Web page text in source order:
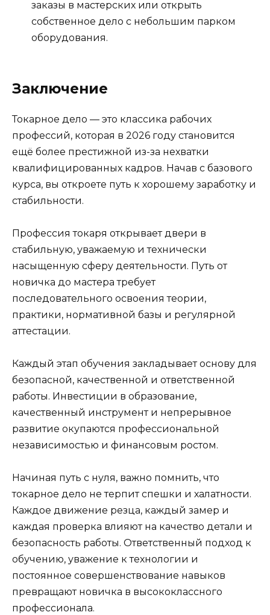
заказы в мастерских или открыть
собственное дело с небольшим парком
оборудования.
Заключение
Токарное дело — это классика рабочих
профессий, которая в 2026 году становится
ещё более престижной из-за нехватки
квалифицированных кадров. Начав с базового
курса, вы откроете путь к хорошему заработку и
стабильности.
Профессия токаря открывает двери в
стабильную, уважаемую и технически
насыщенную сферу деятельности. Путь от
новичка до мастера требует
последовательного освоения теории,
практики, нормативной базы и регулярной
аттестации.
Каждый этап обучения закладывает основу для
безопасной, качественной и ответственной
работы. Инвестиции в образование,
качественный инструмент и непрерывное
развитие окупаются профессиональной
независимостью и финансовым ростом.
Начиная путь с нуля, важно помнить, что
токарное дело не терпит спешки и халатности.
Каждое движение резца, каждый замер и
каждая проверка влияют на качество детали и
безопасность работы. Ответственный подход к
обучению, уважение к технологии и
постоянное совершенствование навыков
превращают новичка в высококлассного
профессионала.